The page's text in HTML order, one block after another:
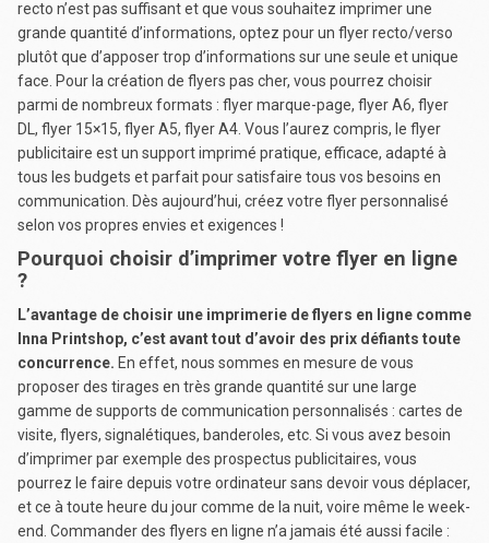
recto n’est pas suffisant et que vous souhaitez imprimer une
grande quantité d’informations, optez pour un flyer recto/verso
plutôt que d’apposer trop d’informations sur une seule et unique
face. Pour la création de flyers pas cher, vous pourrez choisir
parmi de nombreux formats : flyer marque-page, flyer A6, flyer
DL, flyer 15×15, flyer A5, flyer A4. Vous l’aurez compris, le flyer
publicitaire est un support imprimé pratique, efficace, adapté à
tous les budgets et parfait pour satisfaire tous vos besoins en
communication. Dès aujourd’hui, créez votre flyer personnalisé
selon vos propres envies et exigences !
Pourquoi choisir d’imprimer votre flyer en ligne
?
L’avantage de choisir une imprimerie de flyers en ligne comme
Inna Printshop, c’est avant tout d’avoir des prix défiants toute
concurrence. En effet, nous sommes en mesure de vous
proposer des tirages en très grande quantité sur une large
gamme de supports de communication personnalisés : cartes de
visite, flyers, signalétiques, banderoles, etc. Si vous avez besoin
d’imprimer par exemple des prospectus publicitaires, vous
pourrez le faire depuis votre ordinateur sans devoir vous déplacer,
et ce à toute heure du jour comme de la nuit, voire même le week-
end. Commander des flyers en ligne n’a jamais été aussi facile :